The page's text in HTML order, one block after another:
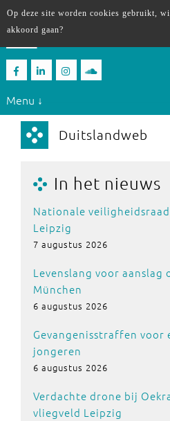
Menu ↓
Duitslandweb
In het nieuws
Nationale
Leipzig
7 augustus 2026
Levenslang voor
München
6 augustus 2026
Gevangenisstraffen voor
jongeren
6 augustus 2026
Verdachte drone bij
vliegveld Leipzig
Op deze site worden cookies gebruikt,
akkoord gaan?